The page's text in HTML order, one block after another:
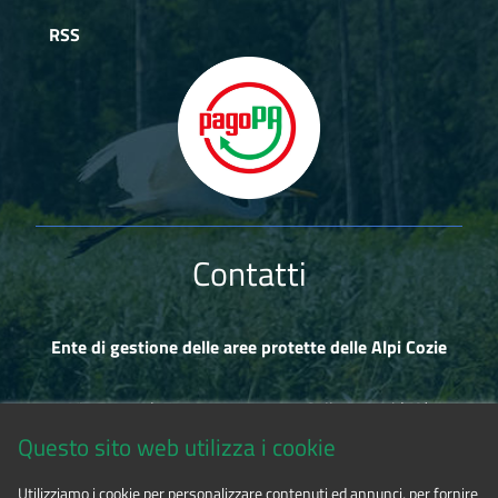
RSS
Contatti
Ente di gestione delle aree protette delle Alpi Cozie
Via Fransuà Fontan, 1 - 10050 Salbertrand (TO)
Questo sito web utilizza i cookie